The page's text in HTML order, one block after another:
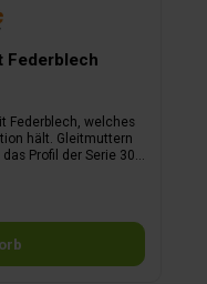
Federblech
Federblech, welches
hält. Gleitmuttern
Profil der Serie 30